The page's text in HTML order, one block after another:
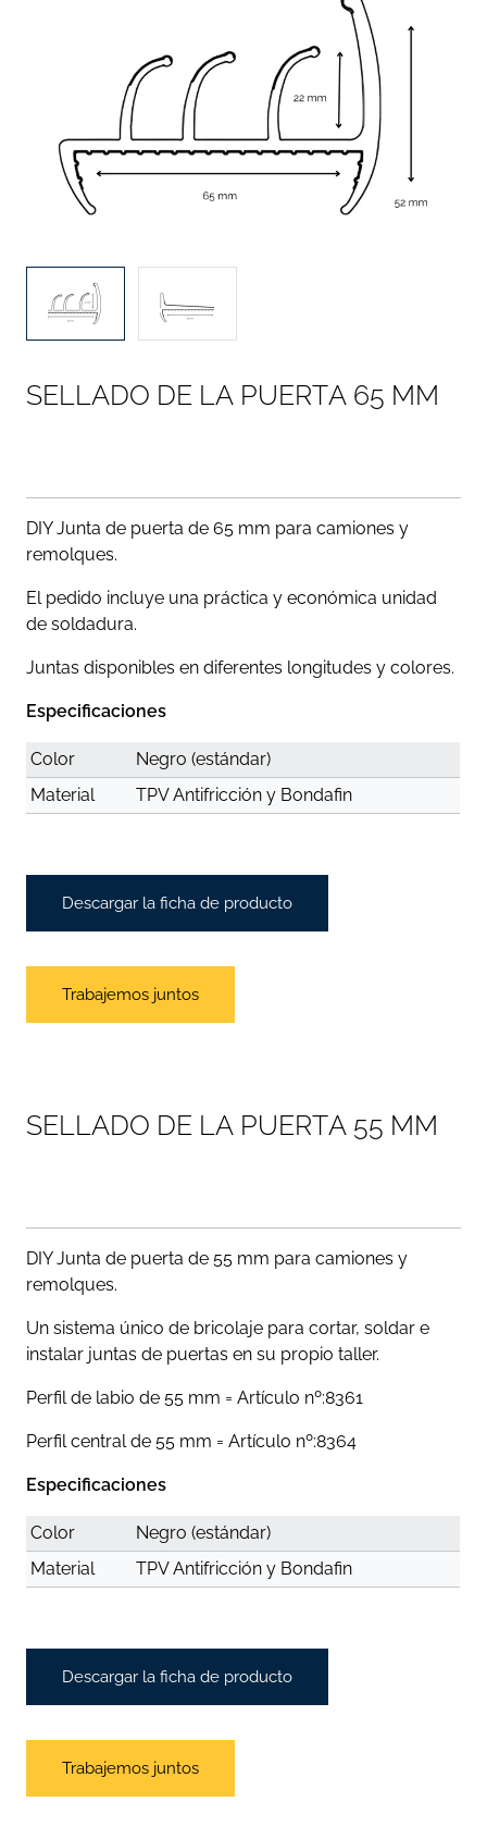
SELLADO DE LA PUERTA 65 MM
DIY Junta de puerta de 65 mm para camiones y
remolques.
El pedido incluye una práctica y económica unidad
de soldadura.
Juntas disponibles en diferentes longitudes y colores.
Especificaciones
Color
Negro (estándar)
Material
TPV Antifricción y Bondafin
Descargar la ficha de producto
Trabajemos juntos
SELLADO DE LA PUERTA 55 MM
DIY Junta de puerta de 55 mm para camiones y
remolques.
Un sistema único de bricolaje para cortar, soldar e
instalar juntas de puertas en su propio taller.
Perfil de labio de 55 mm = Artículo nº:8361
Perfil central de 55 mm = Artículo nº:8364
Especificaciones
Color
Negro (estándar)
Material
TPV Antifricción y Bondafin
Descargar la ficha de producto
Trabajemos juntos